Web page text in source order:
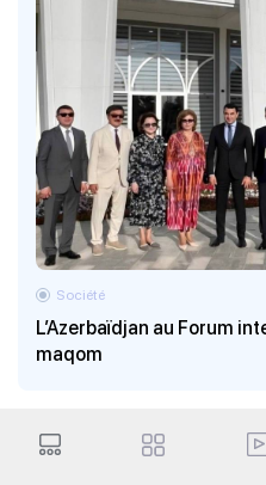
L’Azerbaïdjan au Forum
maqom
Société